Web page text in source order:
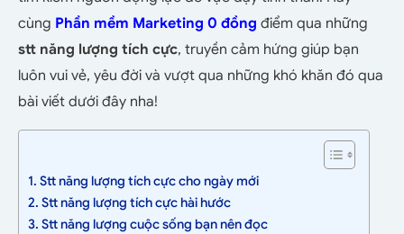
cùng Phần mềm Marketing 0 đồng điểm qua những
stt năng lượng tích cực, truyền cảm hứng giúp bạn
luôn vui vẻ, yêu đời và vượt qua những khó khăn đó qua
bài viết dưới đây nha!
1. Stt năng lượng tích cực cho ngày mới
2. Stt năng lượng tích cực hài hước
3. Stt năng lượng cuộc sống bạn nên đọc